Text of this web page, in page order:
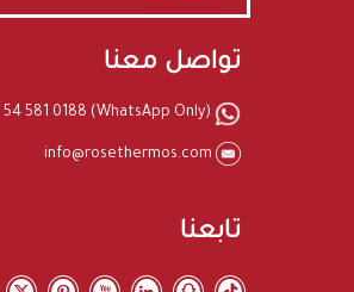
تواصل معنا
54 581 0188 (WhatsApp Only)
تابعنا